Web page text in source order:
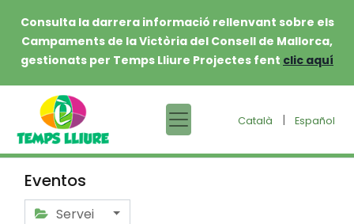
Consulta la darrera informació rellenvant sobre els
Campaments de la Victòria del Consell de Mallorca,
gestionats per Temps Lliure Projectes fent clic aquí
Català | Español
Eventos
Servei